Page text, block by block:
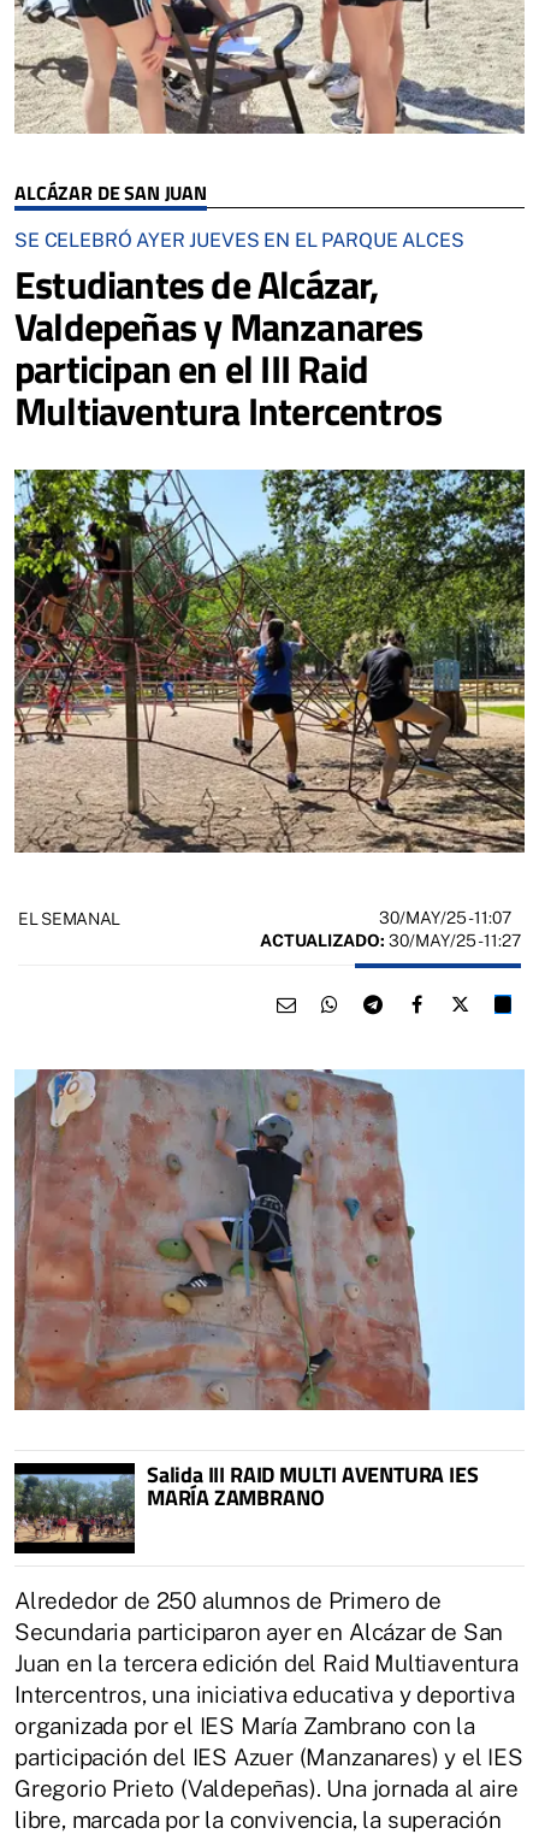
ALCÁZAR DE SAN JUAN
SE CELEBRÓ AYER JUEVES EN EL PARQUE ALCES
Estudiantes de Alcázar,
Valdepeñas y Manzanares
participan en el III Raid
Multiaventura Intercentros
EL SEMANAL 30/MAY/25- 11:07
ACTUALIZADO: 30/MAY/25 - 11:27
Salida III RAID MULTI AVENTURA IES
MARÍA ZAMBRANO
Alrededor de 250 alumnos de Primero de
Secundaria participaron ayer en Alcázar de San
Juan en la tercera edición del Raid Multiaventura
Intercentros, una iniciativa educativa y deportiva
organizada por el IES María Zambrano con la
participación del IES Azuer (Manzanares) y el IES
Gregorio Prieto (Valdepeñas). Una jornada al aire
libre, marcada por la convivencia, la superación